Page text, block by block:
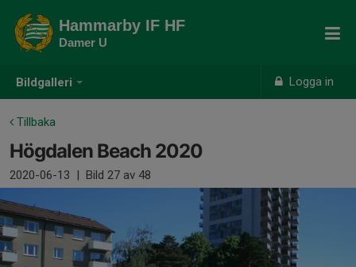
Bildgalleri Logga in
Hammarby IF HF
Damer U
Tillbaka
Högdalen Beach 2020
2020-06-13 | Bild 27 av 48